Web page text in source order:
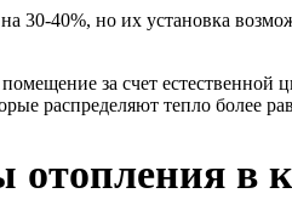
30-40%, но их установка
за счет
распределяют тепло более
в